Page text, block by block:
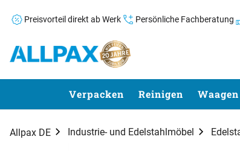
Preisvorteil direkt ab Werk Persönliche Fachberatung
Zum Hauptinhalt springen
Verpacken Reinigen Waagen
Allpax DE Industrie- und Edelstahlmöbel